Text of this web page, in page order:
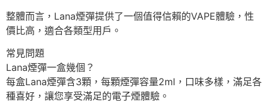
整體而言，Lana煙彈提供了一個值得信賴的VAPE體驗，性
價比高，適合各類型用戶。
常見問題
Lana煙彈一盒幾個？
每盒Lana煙彈含3顆，每顆煙彈容量2ml，口味多樣，滿足各
種喜好，讓您享受滿足的電子煙體驗。